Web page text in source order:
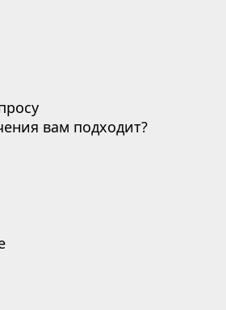
вам подходит?